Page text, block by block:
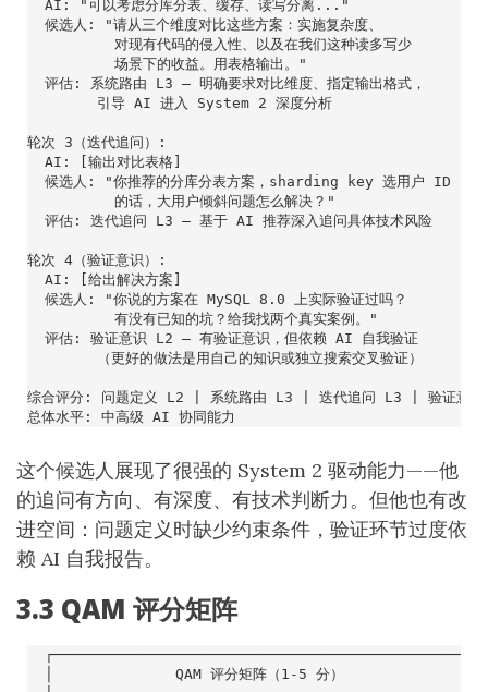
这个候选人展现了很强的 System 2 驱动能力——他
的追问有方向、有深度、有技术判断力。但他也有改
进空间：问题定义时缺少约束条件，验证环节过度依
赖 AI 自我报告。
3.3 QAM 评分矩阵